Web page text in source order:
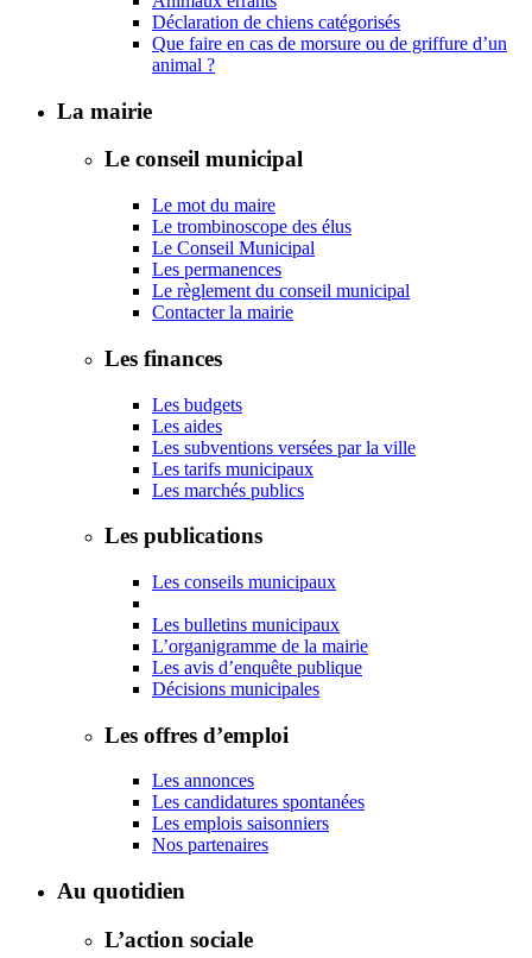
Déclaration de chiens catégorisés
Que faire en cas de morsure ou de griffure d’un
animal ?
La mairie
Le conseil municipal
Le mot du maire
Le trombinoscope des élus
Le Conseil Municipal
Les permanences
Le règlement du conseil municipal
Contacter la mairie
Les finances
Les budgets
Les aides
Les subventions versées par la ville
Les tarifs municipaux
Les marchés publics
Les publications
Les conseils municipaux
Les bulletins municipaux
L’organigramme de la mairie
Les avis d’enquête publique
Décisions municipales
Les offres d’emploi
Les annonces
Les candidatures spontanées
Les emplois saisonniers
Nos partenaires
Au quotidien
L’action sociale